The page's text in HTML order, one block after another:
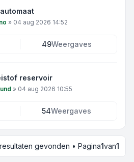
» 04 aug 2026 14:52
49Weergaves
reservoir
» 04 aug 2026 10:55
54Weergaves
gevonden • Pagina1van1